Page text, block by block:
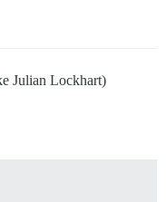
Julian Lockhart)